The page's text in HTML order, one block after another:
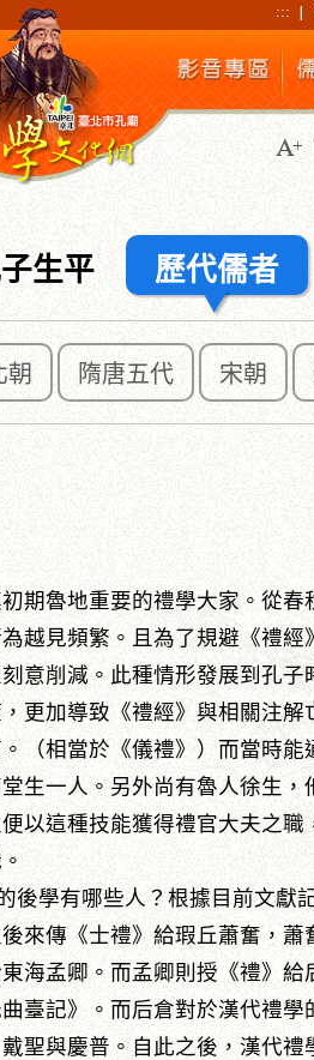
:::
生平 歷代儒者
朝 隋唐五代 宋朝
期魯地重要的禮學大家。從
越見頻繁。且為了規避《禮
意削減。此種情形發展到孔
更加導致《禮經》與相關注
（相當於《儀禮》）而當時
生一人。另外尚有魯人徐生
以這種技能獲得禮官大夫之
學有哪些人？根據目前文獻
來傳《士禮》給瑕丘蕭奮，
海孟卿。而孟卿則授《禮》
臺記》。而后倉對於漢代禮
聖與慶普。自此之後，漢代